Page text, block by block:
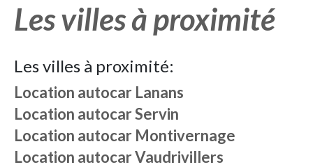
Les villes à proximité
Les villes à proximité:
Location autocar Lanans
Location autocarServin
Location autocar Montivernage
Location autocarVaudrivillers